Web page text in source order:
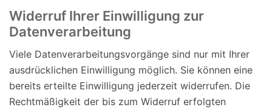
Widerruf Ihrer Einwilligung zur
Datenverarbeitung
Viele Datenverarbeitungsvorgänge sind nur mit Ihrer
ausdrücklichen Einwilligung möglich. Sie können eine
bereits erteilte Einwilligung jederzeit widerrufen. Die
Rechtmäßigkeit der bis zum Widerruf erfolgten